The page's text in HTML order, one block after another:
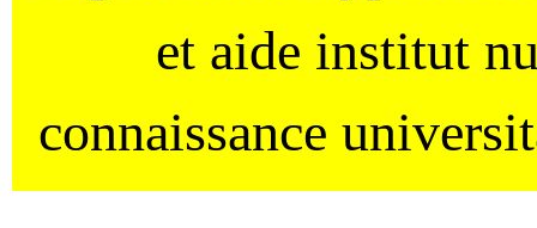
et aide institut
connaissance